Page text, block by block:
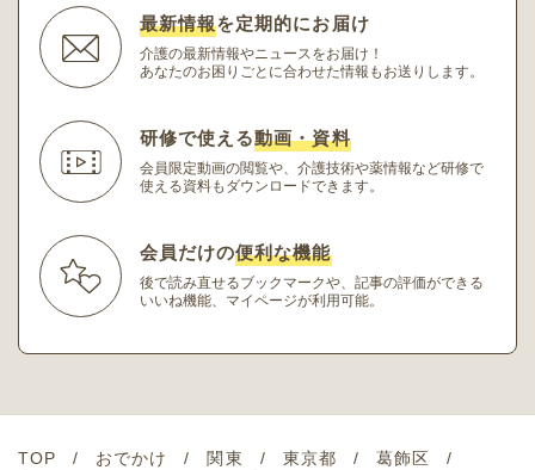
最新情報を定期的にお届け
介護の最新情報やニュースをお届け！
あなたのお困りごとに合わせた情報もお送りします。
研修で使える動画・資料
会員限定動画の閲覧や、介護技術や薬情報など研修で
使える資料もダウンロードできます。
会員だけの便利な機能
後で読み直せるブックマークや、記事の評価ができる
いいね機能、マイページが利用可能。
TOP おでかけ 関東 東京都
葛飾区